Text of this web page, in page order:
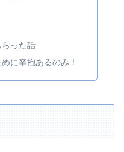
った話
に辛抱あるのみ！